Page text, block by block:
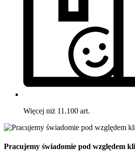
Więcej niż 11.100 art.
Pracujemy świadomie pod względem